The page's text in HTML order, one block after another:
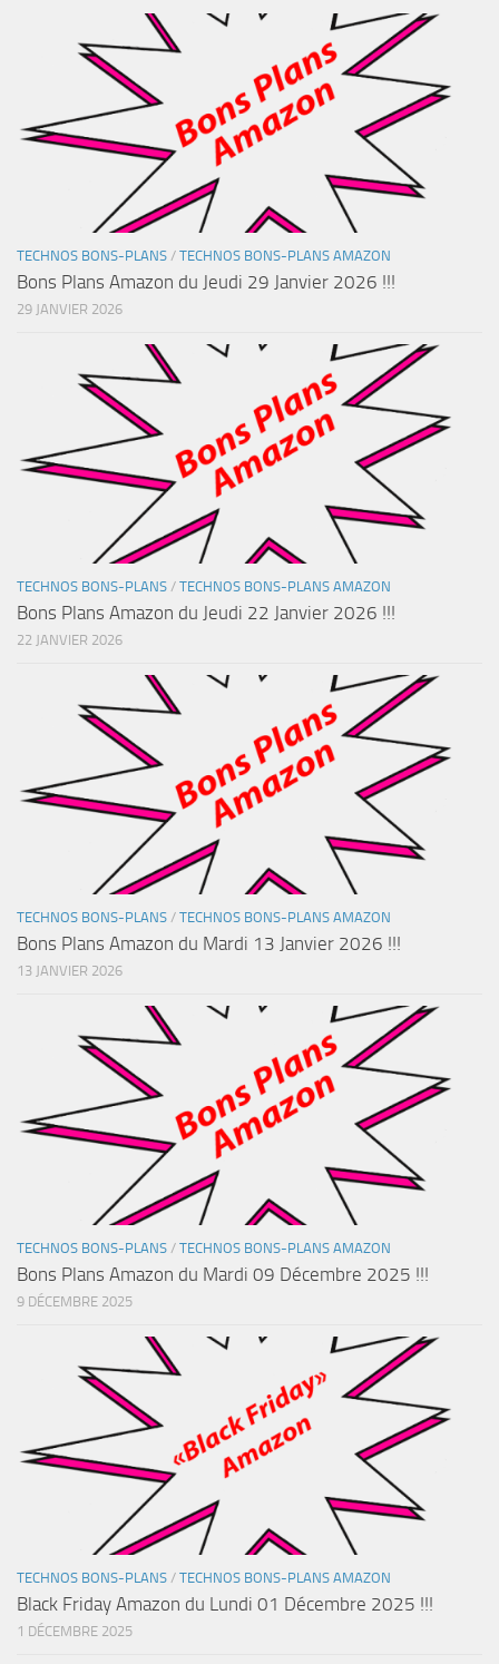
TECHNOS BONS-PLANS / TECHNOS BONS-PLANS AMAZON
Bons Plans Amazon du Jeudi 29 Janvier 2026 !!!
29 JANVIER 2026
TECHNOS BONS-PLANS / TECHNOS BONS-PLANS AMAZON
Bons Plans Amazon du Jeudi 22 Janvier 2026 !!!
22 JANVIER 2026
TECHNOS BONS-PLANS / TECHNOS BONS-PLANS AMAZON
Bons Plans Amazon du Mardi 13 Janvier 2026 !!!
13 JANVIER 2026
TECHNOS BONS-PLANS / TECHNOS BONS-PLANS AMAZON
Bons Plans Amazon du Mardi 09 Décembre 2025 !!!
9 DÉCEMBRE 2025
TECHNOS BONS-PLANS / TECHNOS BONS-PLANS AMAZON
Black Friday Amazon du Lundi 01 Décembre 2025 !!!
1 DÉCEMBRE 2025